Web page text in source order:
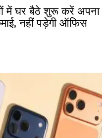
घर बैठे शुरू करें अपना
नहीं पड़ेगी ऑफिस